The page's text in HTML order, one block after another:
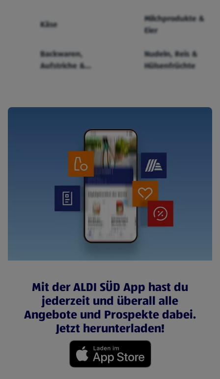
Käse
Milchprodukte &
Eier
Backwaren,
Aufstriche &
Nudeln, Reis &
Hülsenfrüchte
Mit der ALDI SÜD App hast du
jederzeit und überall alle
Angebote und Prospekte dabei.
Jetzt herunterladen!